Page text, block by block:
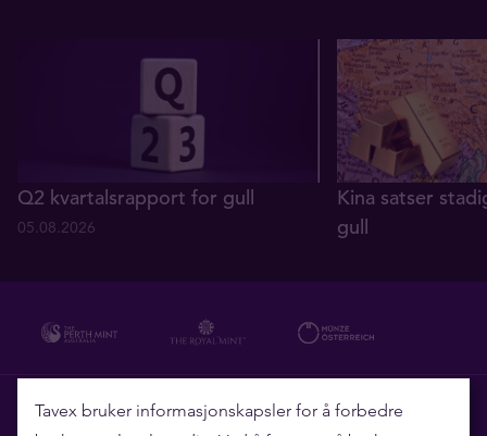
Q2 kvartalsrapport for gull
05.08.2026
Kina satser
gull
Hvorfor Tavex?
Tavex bruker informasjonskapsler for å forbedre